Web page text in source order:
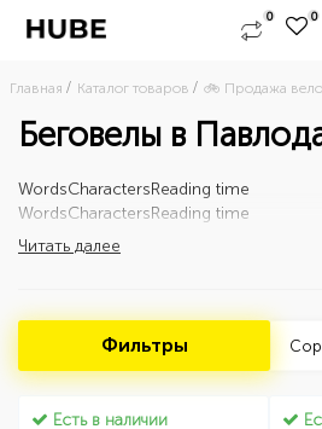
0 0
Главная Каталог товаров 🚲 Продажа
Беговелы в
WordsCharactersReading time
WordsCharactersReading time
Читать далее
Фильтры
Есть в наличии